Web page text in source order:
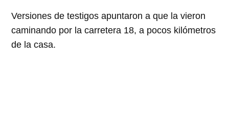
Versiones de testigos apuntaron a que la vieron
caminando por la carretera 18, a pocos kilómetros
de la casa.